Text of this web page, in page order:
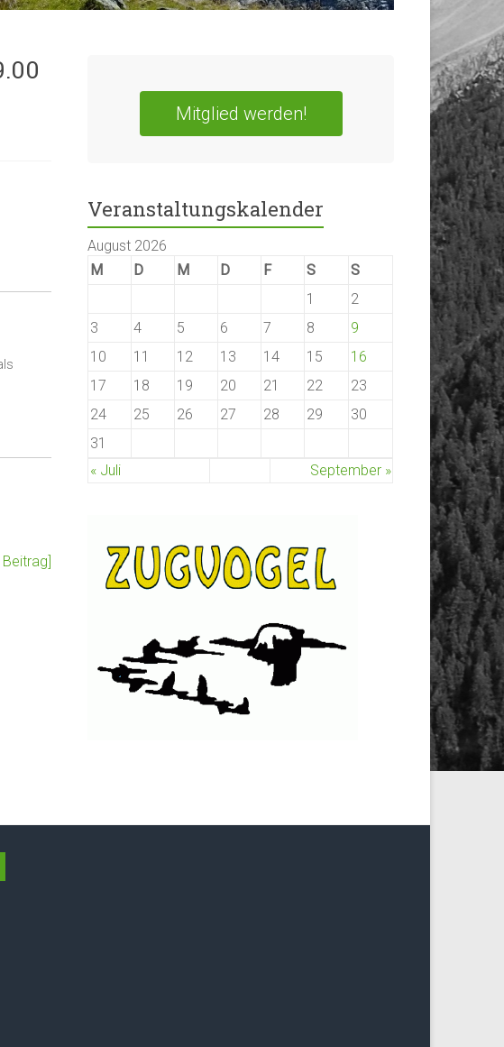
Mitglied werden!
Veranstaltungskalender
August 2026
M
D M D F S
S
1
2
3
4 5 6 7 8
9
10
11 12 13 14 15
16
17
18 19 20 21 22
23
24
25 26 27 28 29
30
31
« Juli
September »